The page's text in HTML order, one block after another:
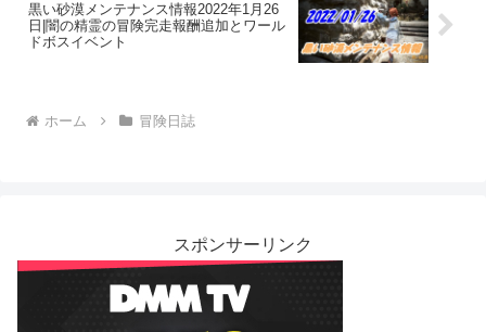
黒い砂漠メンテナンス情報2022年1月26
日|闇の精霊の冒険完走報酬追加とワール
ドボスイベント
ホーム 冒険日誌
スポンサーリンク